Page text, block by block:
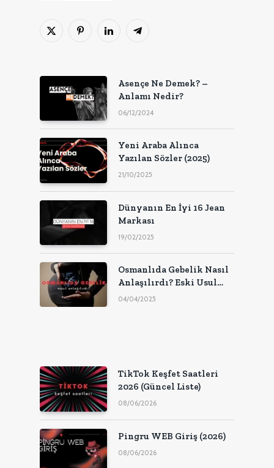
X
Pinterest'inLinkedInTelgraf
Asençe Ne Demek? –
Anlamı Nedir?
06/12/2024
Yeni Araba Alınca
Yazılan Sözler (2025)
21/10/2025
Dünyanın En İyi 16 Jean
Markası
19/02/2025
Osmanlıda Gebelik Nasıl
Anlaşılırdı? Eski Usul
Gebelik Testleri
04/04/2025
TikTok Keşfet Saatleri
2026 (Güncel Liste)
08/06/2026
Pingru WEB Giriş (2026)
08/06/2026